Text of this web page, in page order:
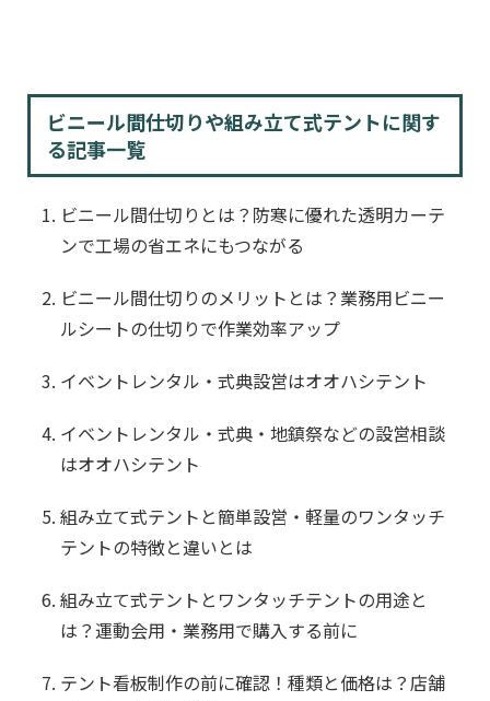
ビニール間仕切りや組み立て式テントに関す
る記事一覧
ビニール間仕切りとは？防寒に優れた透明カーテ
ンで工場の省エネにもつながる
ビニール間仕切りのメリットとは？業務用ビニー
ルシートの仕切りで作業効率アップ
イベントレンタル・式典設営はオオハシテント
イベントレンタル・式典・地鎮祭などの設営相談
はオオハシテント
組み立て式テントと簡単設営・軽量のワンタッチ
テントの特徴と違いとは
組み立て式テントとワンタッチテントの用途と
は？運動会用・業務用で購入する前に
テント看板制作の前に確認！種類と価格は？店舗